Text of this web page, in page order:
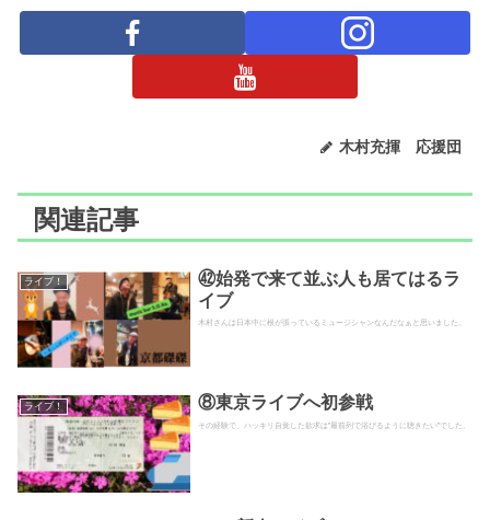
木村充揮 応援団
関連記事
ライブ！
㊷始発で来て並ぶ人も居てはるラ
イブ
木村さんは日本中に根が張っているミュージシャンなんだなぁと思いました。
ライブ！ ⑧東京ライブへ初参戦
その経験で、ハッキリ自覚した欲求は”最前列で浴びるように聴きたい”でした。